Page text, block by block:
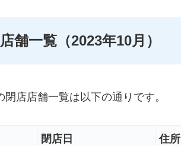
舗一覧（2023年10月）
店店舗一覧は以下の通りです。
閉店日 住所